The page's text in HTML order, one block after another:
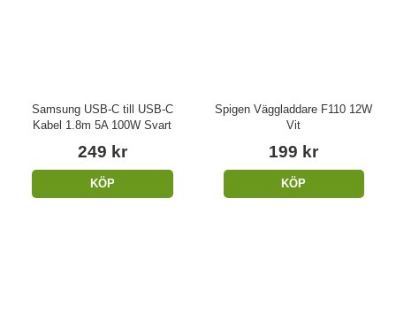
Samsung USB-C till USB-C
Kabel 1.8m 5A 100W Svart
249 kr
KÖP
Spigen Väggladdare F110 12W
Vit
199 kr
KÖP